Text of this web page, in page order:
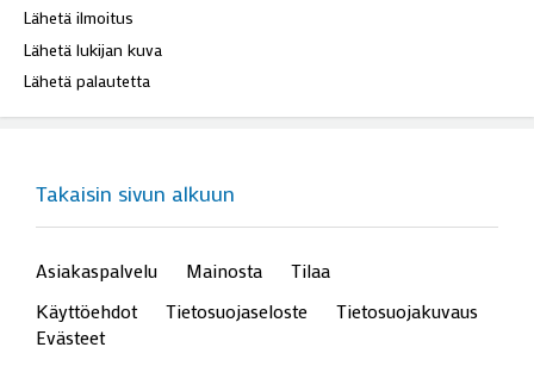
Lähetä ilmoitus
Lähetä lukijan kuva
Lähetä palautetta
Takaisin sivun alkuun
Asiakaspalvelu Mainosta
Tilaa
Käyttöehdot
Tietosuojaseloste
Tietosuojakuvaus
Evästeet